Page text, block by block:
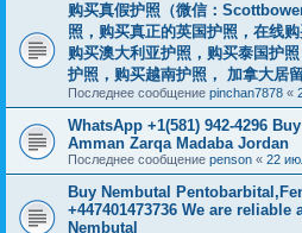
购买真假护照（微信：
照，购买真正的英国护照，在线
购买澳大利亚护照，购买泰国护
护照，购买越南护照， 加拿大居
Последнее сообщение pinchan7878 «
WhatsApp +1(581) 942-4296
Amman Zarqa Madaba Jordan
Последнее сообщение penson « 22
Buy Nembutal
+447401473736 We are
Nembutal